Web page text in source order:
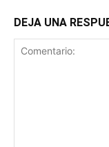
DEJA UNA